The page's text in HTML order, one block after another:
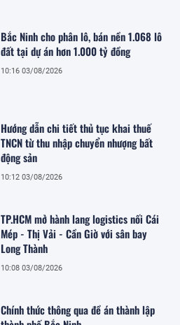
Bắc Ninh cho phân lô, bán nền 1.068 lô
đất tại dự án hơn 1.000 tỷ đồng
10:16 03/08/2026
Hướng dẫn chi tiết thủ tục khai thuế
TNCN từ thu nhập chuyển nhượng bất
động sản
10:12 03/08/2026
TP.HCM mở hành lang logistics nối Cái
Mép - Thị Vải - Cần Giờ với sân bay
Long Thành
10:08 03/08/2026
Chính thức thông qua đề án thành lập